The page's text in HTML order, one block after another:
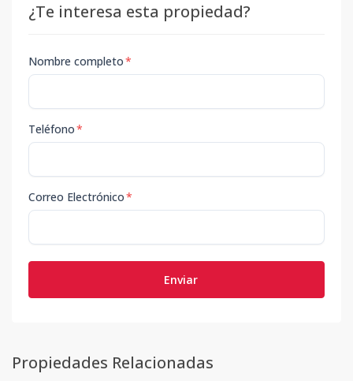
¿Te interesa esta propiedad?
Nombre completo*
Teléfono*
Correo Electrónico*
Enviar
Propiedades Relacionadas